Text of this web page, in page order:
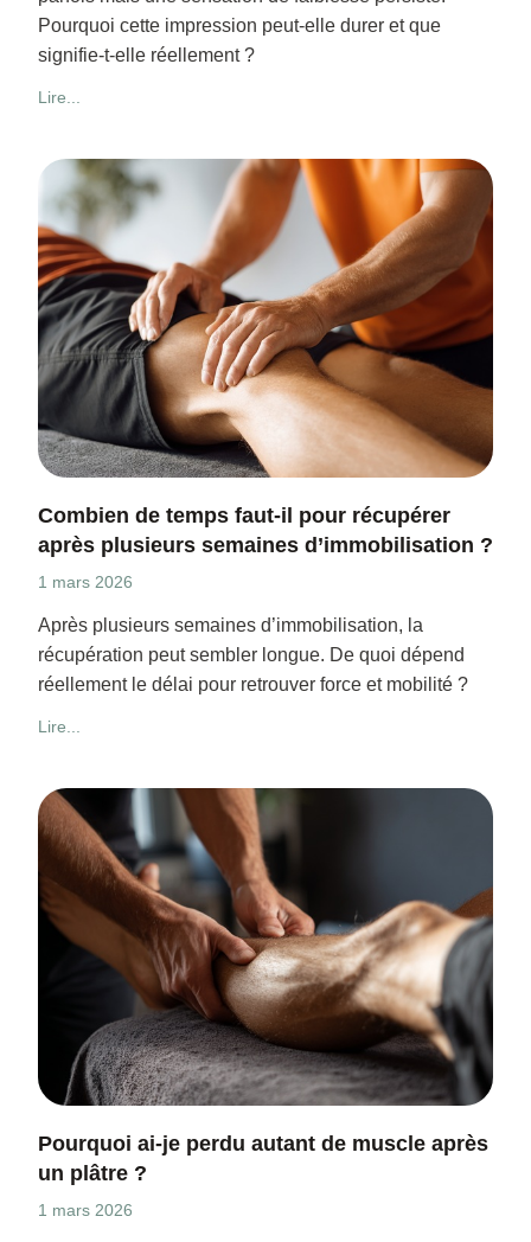
Pourquoi cette impression peut-elle durer et que
signifie-t-elle réellement ?
Lire...
Combien de temps faut-il pour récupérer
après plusieurs semaines d’immobilisation ?
1 mars 2026
Après plusieurs semaines d’immobilisation, la
récupération peut sembler longue. De quoi dépend
réellement le délai pour retrouver force et mobilité ?
Lire...
Pourquoi ai-je perdu autant de muscle après
un plâtre ?
1 mars 2026